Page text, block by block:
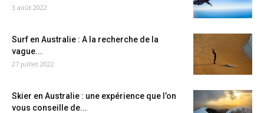
3 août 2022
Surf en Australie : A la recherche de la
vague...
27 juillet 2022
Skier en Australie : une expérience que l’on
vous conseille de...